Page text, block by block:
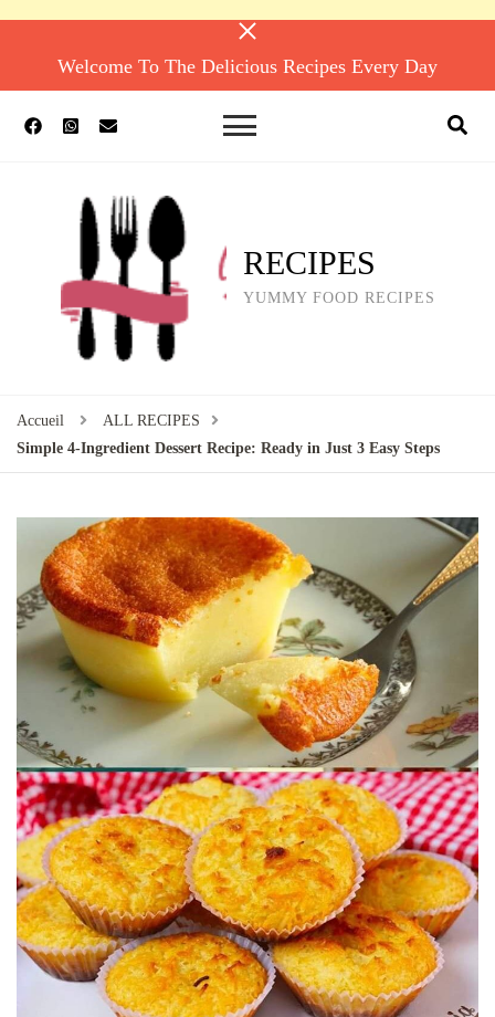
Welcome To The Delicious Recipes Every Day
RECIPES
YUMMY FOOD RECIPES
Accueil
ALL RECIPES
Simple 4-Ingredient Dessert Recipe: Ready in Just 3 Easy Steps